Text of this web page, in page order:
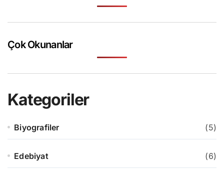
Çok Okunanlar
Kategoriler
Biyografiler (5)
Edebiyat (6)